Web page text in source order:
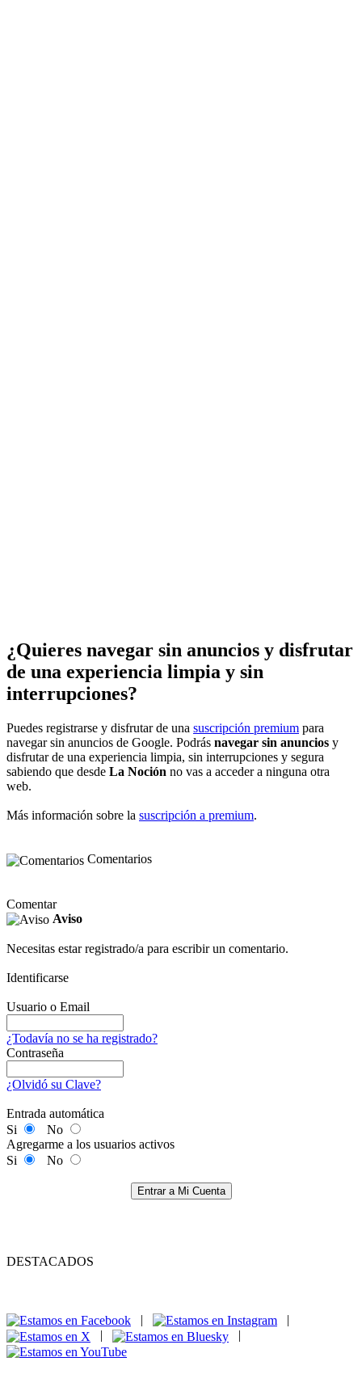
¿Quieres navegar sin anuncios y disfrutar
de una experiencia limpia y sin
interrupciones?
Puedes registrarse y disfrutar de una suscripción premium para
navegar sin anuncios de Google. Podrás navegar sin anuncios y
disfrutar de una experiencia limpia, sin interrupciones y segura
sabiendo que desde La Noción no vas a acceder a ninguna otra
web.
Más información sobre la suscripción a premium.
Comentarios
Comentar
Aviso
Necesitas estar registrado/a para escribir un comentario.
Identificarse
Usuario o Email
¿Todavía no se ha registrado?
Contraseña
¿Olvidó su Clave?
Entrada automática
Si
No
Agregarme a los usuarios activos
Si
No
Entrar a Mi Cuenta
DESTACADOS
|
|
|
|